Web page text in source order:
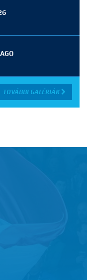
TOVÁBBI GALÉRIÁK